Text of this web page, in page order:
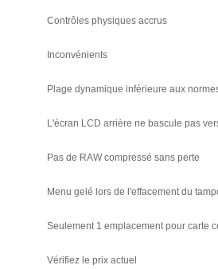
Contrôles physiques accrus
Inconvénients
Plage dynamique inférieure aux
L'écran LCD arrière ne bascule pas
Pas de RAW compressé sans perte
Menu gelé lors de l'effacement du
Seulement 1 emplacement pour carte
Vérifiez le prix actuel